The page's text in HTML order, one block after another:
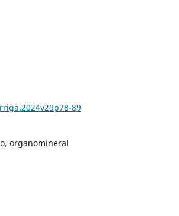
89
organomineral